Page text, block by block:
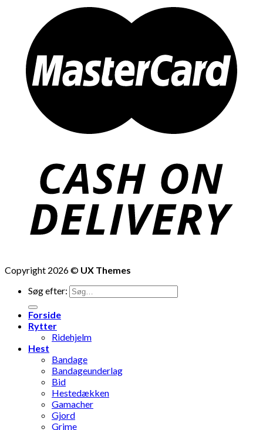
Copyright 2026 © UX Themes
Søg efter:
Forside
Rytter
Ridehjelm
Hest
Bandage
Bandageunderlag
Bid
Hestedækken
Gamacher
Gjord
Grime